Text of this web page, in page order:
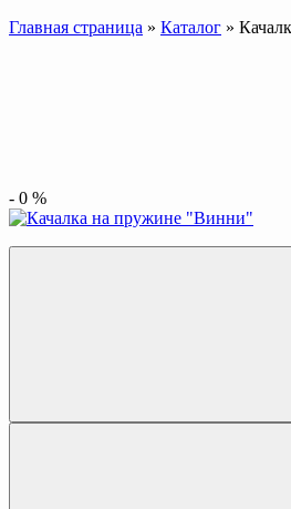
Главная страница » Каталог »
- 0 %